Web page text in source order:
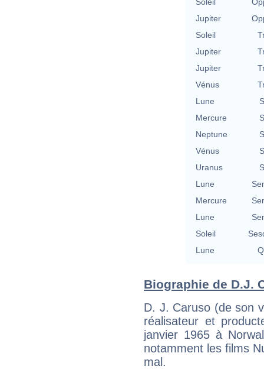
Soleil
Jupiter
Soleil
Jupiter
Jupiter
Vénus
Lune
Mercure
Neptune
Vénus
Uranus
Lune
Mercure
Lune
Soleil
Lune
Biographie de D.J.
D. J. Caruso (de son
réalisateur et
janvier 1965 à
notamment les films
mal.